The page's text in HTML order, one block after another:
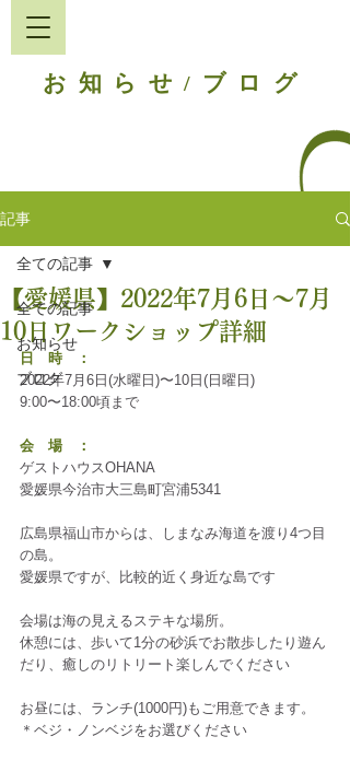
お知らせ / ブログ
記事
全ての記事
お知らせ
ブログ
全ての記事
【愛媛県】2022年7月6日〜7月
10日ワークショップ詳細
日　時　：
2022年7月6日(水曜日)〜10日(日曜日)
9:00〜18:00頃まで
会　場　：
ゲストハウスOHANA
愛媛県今治市大三島町宮浦5341
広島県福山市からは、しまなみ海道を渡り4つ目
の島。
愛媛県ですが、比較的近く身近な島です
会場は海の見えるステキな場所。
休憩には、歩いて1分の砂浜でお散歩したり遊ん
だり、癒しのリトリート楽しんでください
お昼には、ランチ(1000円)もご用意できます。
＊ベジ・ノンベジをお選びください